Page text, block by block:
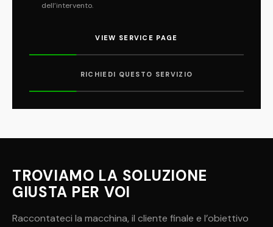
dell’intervento.
VIEW SERVICE PAGE
RICHIEDI QUESTO SERVIZIO
TROVIAMO LA SOLUZIONE
GIUSTA PER VOI
Raccontateci la macchina, il cliente finale e l’obiettivo